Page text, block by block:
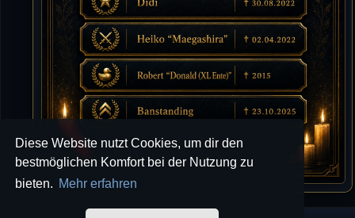
Diese Website nutzt Cookies, um dir den
bestmöglichen Komfort bei der Nutzung zu
bieten. Mehr erfahren
10.07.2026 / 10:08
Hallo meine Lieben!
Isimiyaki
10.07.2026 / 00:34
Alles gute chickpea
Was geht aaaaaaaaaaaab
[XL]Oldie-Dellmuth
Wartungsarbeiten zwischen 12 - 13 Uhr am Freitag !!!